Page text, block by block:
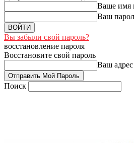
Ваше имя
Ваш
Вы забыли свой пароль?
восстановление пароля
Восстановите свой пароль
Ваш
Поиск